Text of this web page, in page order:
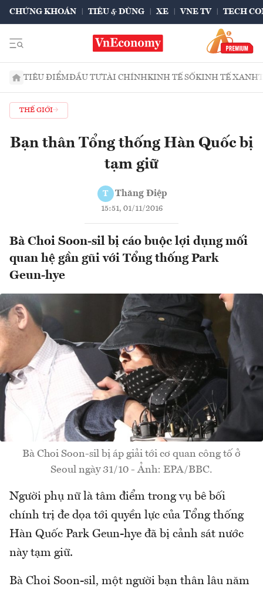
CHỨNG KHOÁN TIÊU & DÙNG XE VNE TV TECH
TIÊU ĐIỂMĐẦU TƯTÀI CHÍNHKINH TẾ SỐKINH TẾ XANH
THẾ GIỚI
Bạn thân Tổng thống Hàn Quốc bị
tạm giữ
T Thăng Điệp
15:51, 01/11/2016
Bà Choi Soon-sil bị cáo buộc lợi dụng mối
quan hệ gần gũi với Tổng thống Park
Geun-hye
Bà Choi Soon-sil bị áp giải tới cơ quan công tố ở
Seoul ngày 31/10 - Ảnh: EPA/BBC.
Người phụ nữ là tâm điểm trong vụ bê bối
chính trị đe dọa tới quyền lực của Tổng thống
Hàn Quốc Park Geun-hye đã bị cảnh sát nước
này tạm giữ.
Bà Choi Soon-sil, một người bạn thân lâu năm